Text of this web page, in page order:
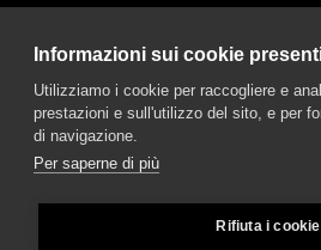
50013 Campi Bisenzio Firenze - Italy
Informazioni sui cookie
Utilizziamo i cookie per raccogliere e
prestazioni e sull'utilizzo del sito, e per
di navigazione.
Per saperne di più
Rifiuta i cookie